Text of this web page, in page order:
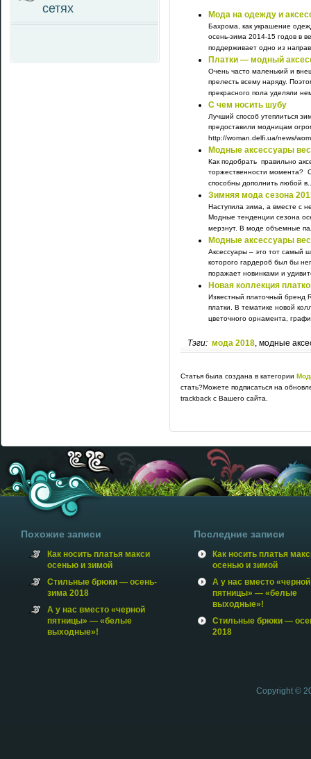
Мода на одежду и
Бахрома, как украшение
осень-зима 2014-15 годов в
поддерживает одно из
Платки — модный
Очень часто маленький и
прелесть всему наряду.
прекрасного пола уделяли
С чем носить шубу
Лучший способ утеплиться
предоставили модницам
http://woman.delfi.ua/news/
Модные аксессуары
Как подобрать правильно
торжественности момента?
способны дополнить любой
Зимняя мода сезона
Наступила зима, а вместе с
Модные тенденции сезона
мерзнут. В моде объемные
Модные аксессуары
Аксессуары – это тот самый
которого гардероб был бы
поражает новинками и
Новая коллекция
Известный платочный бренд
платки. В тематике новой
цветочного орнамента,
Тэги: мода 2018, модные
Статья была создана в категории
стать?Можете подписаться на
trackback с Вашего сайта.
сетях
Похожие записи
Как носить платья макси
осенью и зимой
Стильные брюки — осень-
зима 2018
А у нас вместо «черной
пятницы» — «белые
выходные»!
Последние записи
Как носить платья
осенью и зимой
А у нас вместо «черной
пятницы» — «белые
выходные»!
Стильные брюки —
2018
Copyright ©